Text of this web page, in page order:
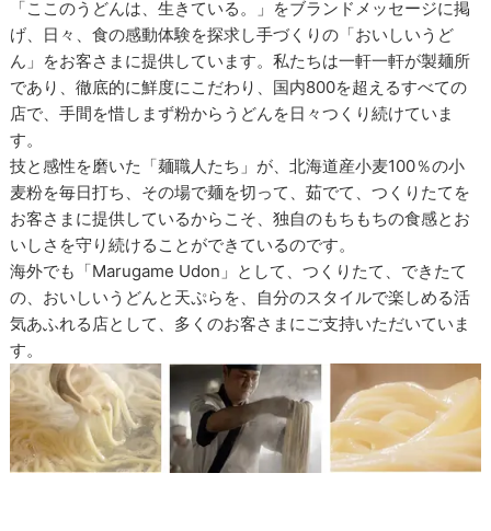
「ここのうどんは、生きている。」をブランドメッセージに掲
げ、日々、食の感動体験を探求し手づくりの「おいしいうど
ん」をお客さまに提供しています。私たちは一軒一軒が製麺所
であり、徹底的に鮮度にこだわり、国内800を超えるすべての
店で、手間を惜しまず粉からうどんを日々つくり続けていま
す。
技と感性を磨いた「麺職人たち」が、北海道産小麦100％の小
麦粉を毎日打ち、その場で麺を切って、茹でて、つくりたてを
お客さまに提供しているからこそ、独自のもちもちの食感とお
いしさを守り続けることができているのです。
海外でも「Marugame Udon」として、つくりたて、できたて
の、おいしいうどんと天ぷらを、自分のスタイルで楽しめる活
気あふれる店として、多くのお客さまにご支持いただいていま
す。